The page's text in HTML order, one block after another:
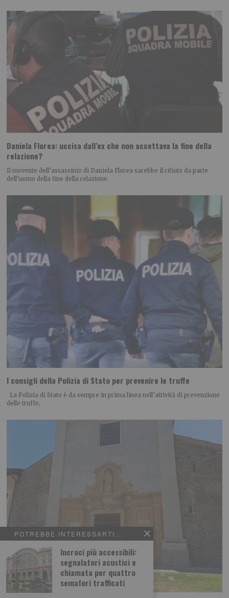
POTREBBE INTERESSARTI...
Incroci più accessibili:
segnalatori acustici e
chiamata per quattro
semafori trafficati
Daniela Florea: uccisa dall’ex che non accettava la fine della
relazione?
Il movente dell’assassinio di Daniela Florea sarebbe il rifiuto da parte
dell’uomo della fine della relazione.
I consigli della Polizia di Stato per prevenire le truffe
La Polizia di Stato è da sempre in prima linea nell’attività di prevenzione
delle truffe,